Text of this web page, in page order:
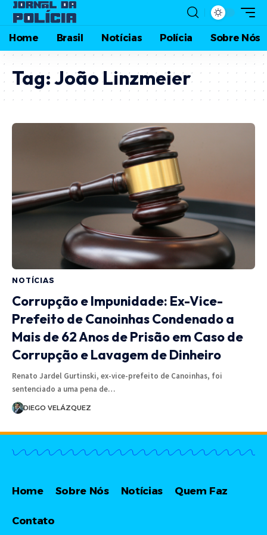
Home Brasil Notícias Polícia Sobre Nós
Tag:João Linzmeier
NOTÍCIAS
Corrupção e Impunidade: Ex-Vice-
Prefeito de Canoinhas Condenado a
Mais de 62 Anos de Prisão em Caso de
Corrupção e Lavagem de Dinheiro
Renato Jardel Gurtinski, ex-vice-prefeito de Canoinhas, foi
sentenciado a uma pena de…
DIEGO VELÁZQUEZ
Home Sobre Nós Notícias Quem Faz
Contato